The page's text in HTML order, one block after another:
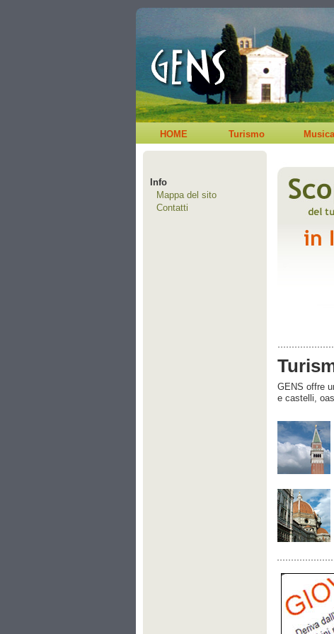
HOME Turismo Musica
Info
Mappa del sito
Contatti
GENS offre
e castelli,